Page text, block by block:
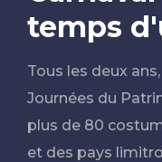
temps
Tous les deux
Journées du
plus de 80
et des pays